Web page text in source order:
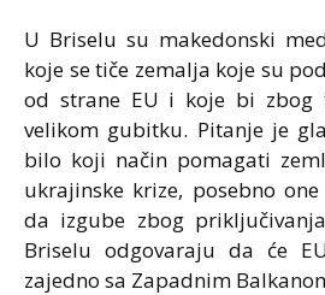
U Briselu su makedonski
koje se tiče zemalja koje su
od strane EU i koje bi zbog
velikom gubitku. Pitanje je
bilo koji način pomagati
ukrajinske krize, posebno
da izgube zbog
Briselu odgovaraju da će
zajedno sa Zapadnim